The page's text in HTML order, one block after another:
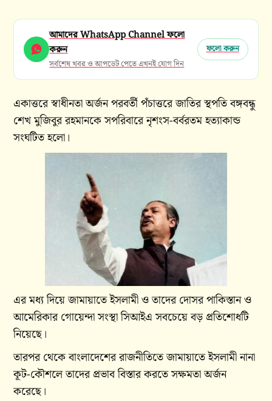
আমাদের WhatsApp Channel ফলো
করুন
সর্বশেষ খবর ও আপডেট পেতে এখনই যোগ দিন
ফলো করুন
একাত্তরে স্বাধীনতা অর্জন পরবর্তী পঁচাত্তরে জাতির স্থপতি বঙ্গবন্ধু
শেখ মুজিবুর রহমানকে সপরিবারে নৃশংস-বর্বরতম হত্যাকান্ড
সংঘটিত হলো।
এর মধ্য দিয়ে জামায়াতে ইসলামী ও তাদের দোসর পাকিস্তান ও
আমেরিকার গোয়েন্দা সংস্থা সিআইএ সবচেয়ে বড় প্রতিশোধটি
নিয়েছে।
তারপর থেকে বাংলাদেশের রাজনীতিতে জামায়াতে ইসলামী নানা
কূট-কৌশলে তাদের প্রভাব বিস্তার করতে সক্ষমতা অর্জন
করেছে।